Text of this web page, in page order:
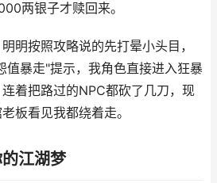
两银子才赎回来。
明按照攻略说的先打晕小头目，
值暴走"提示，我角色直接进入狂暴
着把路过的NPC都砍了几刀，现
板看见我都绕着走。
江湖梦